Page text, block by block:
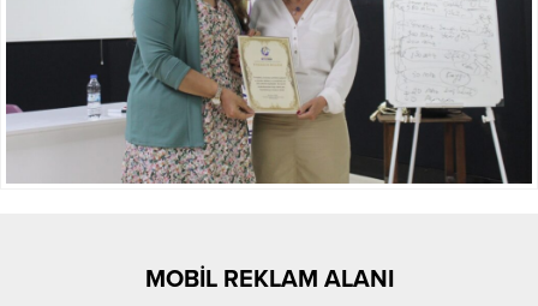
MOBİL REKLAM ALANI